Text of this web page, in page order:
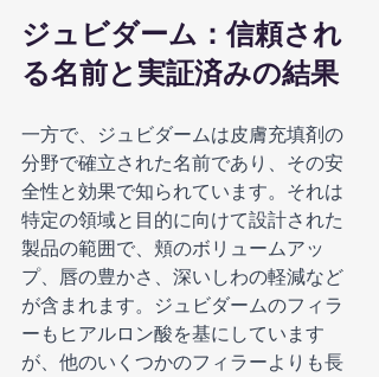
ジュビダーム：信頼され
る名前と実証済みの結果
一方で、ジュビダームは皮膚充填剤の
分野で確立された名前であり、その安
全性と効果で知られています。それは
特定の領域と目的に向けて設計された
製品の範囲で、頬のボリュームアッ
プ、唇の豊かさ、深いしわの軽減など
が含まれます。ジュビダームのフィラ
ーもヒアルロン酸を基にしています
が、他のいくつかのフィラーよりも長